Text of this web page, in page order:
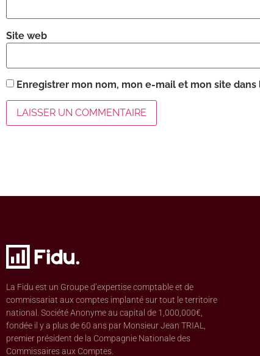
Site web
Enregistrer mon nom, mon e-mail et mon site
La Fidu est un Groupe d’expertise comptable et de
commissariat aux comptes implanté sur tout le territoire
national. Société Anonyme au capital de 1,000,000€,
fondée il y a plus de 60 ans par Monsieur Jean TRIAL,
premier président de la Compagnie Nationale des
Commissaires aux Comptes.